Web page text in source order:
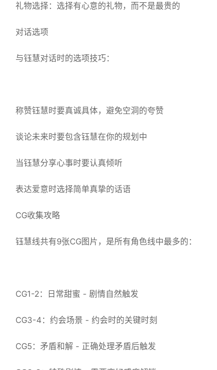
礼物选择：选择有心意的礼物，而不是最贵的
对话选项
与钰慧对话时的选项技巧：
称赞钰慧时要真诚具体，避免空洞的夸赞
谈论未来时要包含钰慧在你的规划中
当钰慧分享心事时要认真倾听
表达爱意时选择简单真挚的话语
CG收集攻略
钰慧线共有9张CG图片，是所有角色线中最多的：
CG1-2：日常甜蜜 - 剧情自然触发
CG3-4：约会场景 - 约会时的关键时刻
CG5：矛盾和解 - 正确处理矛盾后触发